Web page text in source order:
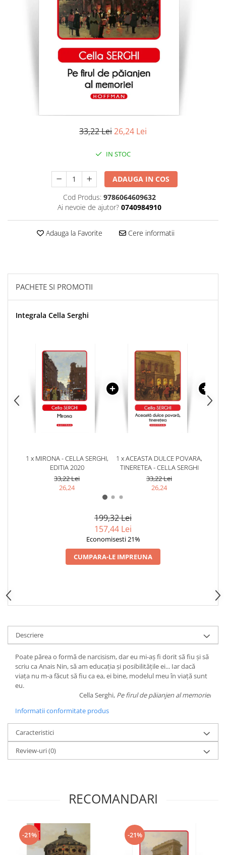
Contemporana
Sociologie si filozofie
33,22 Lei26,24 Lei
IN STOC
ADAUGA IN COS
Cod Produs: 9786064609632
Ai nevoie de ajutor? 0740984910
Adauga la Favorite Cere informatii
PACHETE SI PROMOTII
Integrala Cella Serghi
1 x MIRONA - CELLA SERGHI,
EDITIA 2020
33,22 Lei
26,24
1 x ACEASTA DULCE POVARA,
TINERETEA - CELLA SERGHI
33,22 Lei
26,24
199,32 Lei
157,44 Lei
Economisesti 21%
CUMPARA-LE IMPREUNA
Descriere
Poate părea o formă de narcisism, dar eu mi-aş fi dorit să fiu şi să
scriu ca Anais Nin, să am educaţia şi posibilităţile ei... Iar dacă
viaţa nu m-a făcut să fiu ca ea, ei bine, modelul meu în viaţă sunt
eu.
Cella Serghi, Pe firul de păianjen al memoriei
Informatii conformitate produs
Caracteristici
Review-uri(0)
RECOMANDARI
-21% -21%